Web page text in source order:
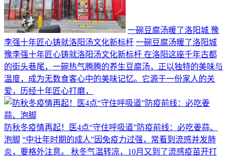
一碗豆腐汤暖了洛阳城 豫
李强十年匠心铸就洛阳汤文化新标杆 一碗豆腐汤暖了洛阳城
豫李强十年匠心铸就洛阳汤文化新标杆 在洛阳这座千年古都
的街头巷尾，一碗热气腾腾的养生豆腐汤，正以独特的美味与
温度，成为无数食客心中的美味记忆。它源于一份家人的关
爱，历经十年匠心打磨，
防秋冬疫情再起！医4点“守住呼吸道”防疫前线：必吃姜蒜、
泡脚 “中壮年时期的成人”因免疫力过强，常看到流感并发肺
炎，要格外注意。 秋冬气温转凉，10月又到了流感疫苗开打